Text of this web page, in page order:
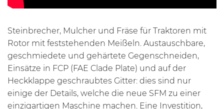
Steinbrecher, Mulcher und Fräse für Traktoren mit
Rotor mit feststehenden Meißeln. Austauschbare,
geschmiedete und gehärtete Gegenschneiden,
Einsätze in FCP (FAE Clade Plate) und auf der
Heckklappe geschraubtes Gitter: dies sind nur
einige der Details, welche die neue SFM zu einer
einzigartigen Maschine machen. Eine Investition,